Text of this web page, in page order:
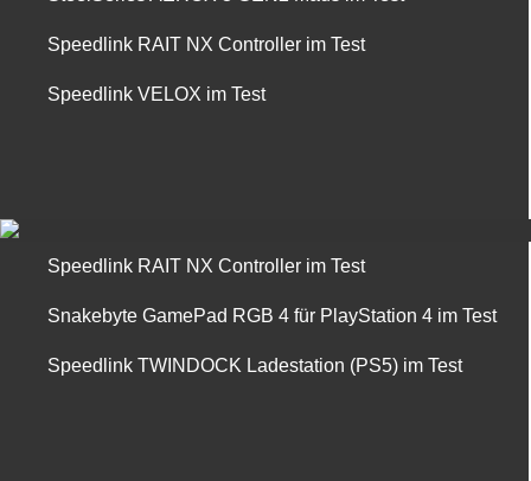
Speedlink RAIT NX Controller im Test
Speedlink VELOX im Test
Speedlink RAIT NX Controller im Test
Snakebyte GamePad RGB 4 für PlayStation 4 im Test
Speedlink TWINDOCK Ladestation (PS5) im Test